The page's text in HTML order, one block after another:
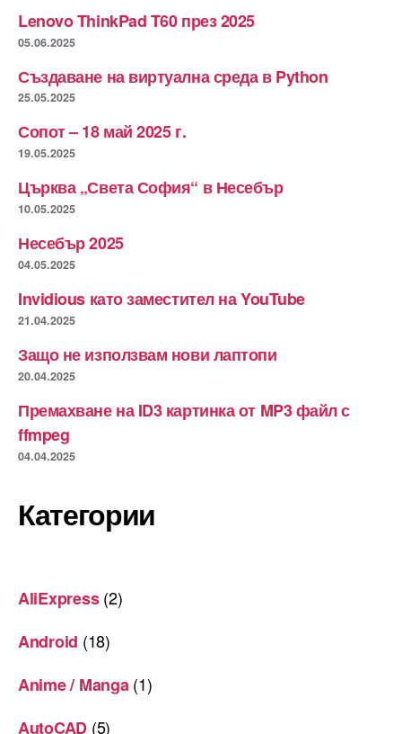
Lenovo ThinkPad T60 през 2025
05.06.2025
Създаване на виртуална среда в Python
25.05.2025
Сопот – 18 май 2025 г.
19.05.2025
Църква „Света София“ в Несебър
10.05.2025
Несебър 2025
04.05.2025
Invidious като заместител на YouTube
21.04.2025
Защо не използвам нови лаптопи
20.04.2025
Премахване на ID3 картинка от MP3 файл с
ffmpeg
04.04.2025
Категории
AliExpress(2)
Android (18)
Anime / Manga (1)
AutoCAD (5)